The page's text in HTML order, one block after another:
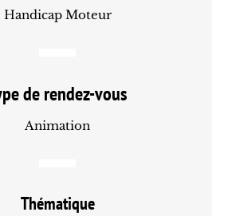
Handicap Moteur
de rendez-vous
Animation
Thématique